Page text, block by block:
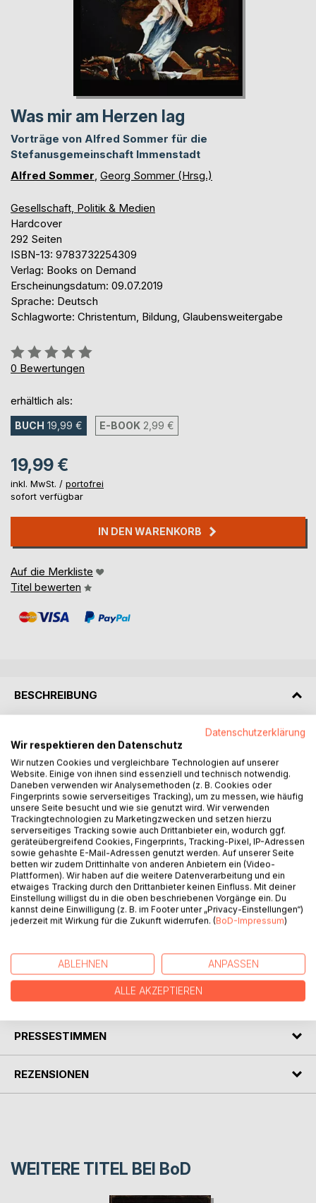
Was mir am Herzen lag
Vorträge von Alfred Sommer für die
Stefanusgemeinschaft Immenstadt
Alfred Sommer, Georg Sommer (Hrsg.)
Gesellschaft, Politik & Medien
Hardcover
292 Seiten
ISBN-13: 9783732254309
Verlag: Books on Demand
Erscheinungsdatum: 09.07.2019
Sprache: Deutsch
Schlagworte: Christentum, Bildung, Glaubensweitergabe
Bewertung::
0%
0 Bewertungen
erhältlich als:
BUCH 19,99 € E-BOOK 2,99 €
19,99 €
inkl. MwSt. / portofrei
sofort verfügbar
IN DEN WARENKORB
Auf die Merkliste
Titel bewerten
BESCHREIBUNG
Das vorliegende Buch ist gewissermaßen eine
unausgesprochene Hommage an meinen Vater zu seinem
75. Geburtstag. Er hatte seit jeher feste Leitlinien im
Leben, von denen er nicht so leicht abwich. Sein
unerschütterlicher Glaube, seine konsequente
Erziehungshaltung, aber auch seine oft nachdenkliche, über
die richtige Lebensgestaltung sinnierende Art haben mich
immer beeindruckt. Bei aller Themenvielfalt der Vorträge
lassen sich doch vielfach ähnliche Leitprinzipien in seinem
Denken feststellen.
Als ich eines Tages bemerkte, wie schwer es ihm fiel,
seine Reden, die er vor dem Stefanuskreis gehalten hatte,
zu entsorgen, habe ich den Entschluss zu der vorliegenden
Sammlung gefasst. Vielleicht können ja einige der
Außenstehende von Nutzen sein.
AUTOR/IN
PRESSESTIMMEN
REZENSIONEN
WEITERE TITEL BEI BoD
Datenschutzerklärung
Wir respektieren den Datenschutz
Wir nutzen Cookies und vergleichbare Technologien auf unserer
Website. Einige von ihnen sind essenziell und technisch notwendig.
Daneben verwenden wir Analysemethoden (z. B. Cookies oder
Fingerprints sowie serverseitiges Tracking), um zu messen, wie häufig
unsere Seite besucht und wie sie genutzt wird. Wir verwenden
Trackingtechnologien zu Marketingzwecken und setzen hierzu
serverseitiges Tracking sowie auch Drittanbieter ein, wodurch ggf.
geräteübergreifend Cookies, Fingerprints, Tracking-Pixel, IP-Adressen
sowie gehashte E-Mail-Adressen genutzt werden. Auf unserer Seite
betten wir zudem Drittinhalte von anderen Anbietern ein (Video-
Plattformen). Wir haben auf die weitere Datenverarbeitung und ein
etwaiges Tracking durch den Drittanbieter keinen Einfluss. Mit deiner
Einstellung willigst du in die oben beschriebenen Vorgänge ein. Du
kannst deine Einwilligung (z. B. im Footer unter „Privacy-Einstellungen“)
jederzeit mit Wirkung für die Zukunft widerrufen. (BoD-Impressum)
ABLEHNEN ANPASSEN
ALLE AKZEPTIEREN